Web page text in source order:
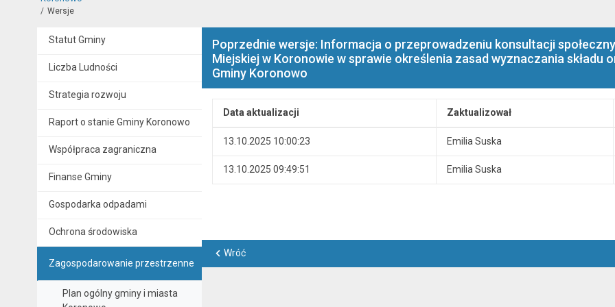
Wersje
Statut Gminy
Liczba Ludności
Strategia rozwoju
Raport o stanie Gminy Koronowo
Współpraca zagraniczna
Finanse Gminy
Gospodarka odpadami
Ochrona środowiska
Zagospodarowanie przestrzenne
Plan ogólny gminy i miasta
Poprzednie wersje: Informacja o przeprowadzeniu konsultacji
Miejskiej w Koronowie w sprawie określenia zasad wyznaczania składu
Gminy Koronowo
Data aktualizacji Zaktualizował
13.10.2025 10:00:23 Emilia Suska
13.10.2025 09:49:51 Emilia Suska
Wróć